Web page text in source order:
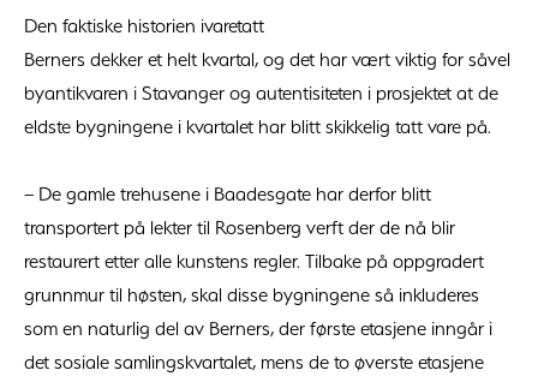
Den faktiske historien ivaretatt
Berners dekker et helt kvartal, og det har vært viktig for såvel
byantikvaren i Stavanger og autentisiteten i prosjektet at de
eldste bygningene i kvartalet har blitt skikkelig tatt vare på.
– De gamle trehusene i Baadesgate har derfor blitt
transportert på lekter til Rosenberg verft der de nå blir
restaurert etter alle kunstens regler. Tilbake på oppgradert
grunnmur til høsten, skal disse bygningene så inkluderes
som en naturlig del av Berners, der første etasjene inngår i
det sosiale samlingskvartalet, mens de to øverste etasjene